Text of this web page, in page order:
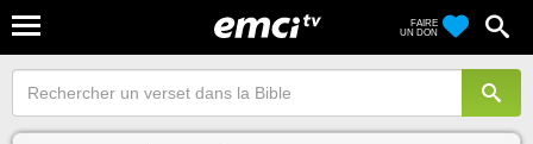
FAIRE
UN DON